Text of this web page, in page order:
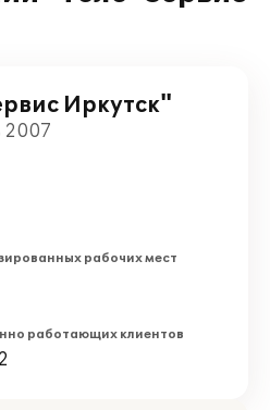
Иркутск"
2007
рабочих мест
работающих клиентов